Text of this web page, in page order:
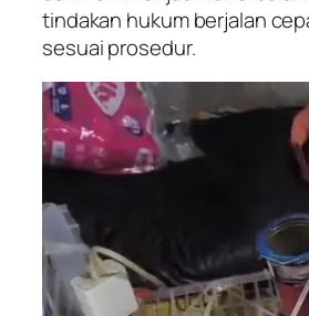
tindakan hukum berjalan
sesuai prosedur.